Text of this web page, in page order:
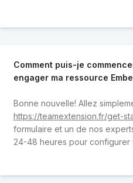
Comment puis-je
engager ma ressource
Bonne nouvelle! Allez
https://teamextension.fr/get-
formulaire et un de nos
24-48 heures pour configurer